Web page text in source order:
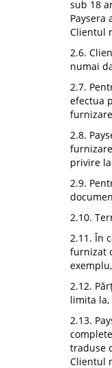
sub 18
Clientul
2.6.
numai
2.7.
efectua
2.8.
privire
2.9.
2.10.
2.11. În
furnizat
2.12.
limita
2.13.
traduse
Clientul